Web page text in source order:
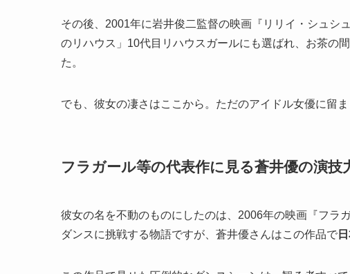
その後、2001年に岩井俊二監督の映画『リリイ・シュシ
のリハウス」10代目リハウスガールにも選ばれ、お茶の
た。
でも、彼女の凄さはここから。ただのアイドル女優に留
フラガール等の代表作に見る蒼井優の演技
彼女の名を不動のものにしたのは、2006年の映画『フラ
ダンスに挑戦する物語ですが、蒼井優さんはこの作品で